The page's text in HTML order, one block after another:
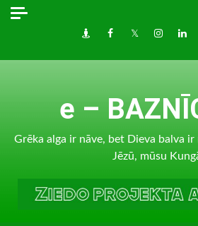
Skip
DraugiemFacebook
Twitter
e –
Grēka alga ir nāve, bet Dieva balva
Jēzū, mūsu